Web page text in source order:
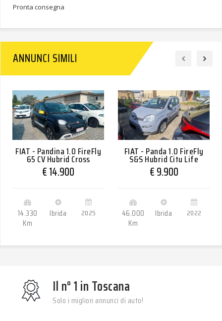
Pronta consegna
ANNUNCI SIMILI
FIAT - Pandina 1.0 FireFly
65 CV Hybrid Cross
€ 14.900
14.330
Km
Ibrida 2025
FIAT - Panda 1.0 FireFly
S&S Hybrid City Life
€ 9.900
46.000
Km
Ibrida 2022
Il n° 1 in Toscana
Solo i migliori annunci di auto!